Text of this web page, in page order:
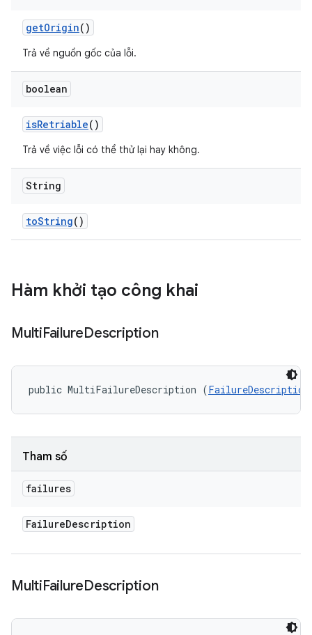
getOrigin()
Trả về nguồn gốc của lỗi.
boolean
isRetriable()
Trả về việc lỗi có thể thử lại hay không.
String
toString()
Hàm khởi tạo công khai
MultiFailureDescription
public MultiFailureDescription (
Tham số
failures
FailureDescription
MultiFailureDescription